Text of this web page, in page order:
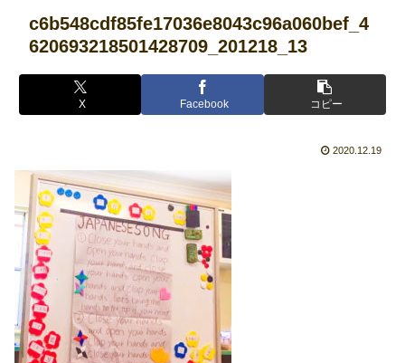
c6b548cdf85fe17036e8043c96a060bef_4
620693218501428709_201218_13
X Facebook コピー
2020.12.19